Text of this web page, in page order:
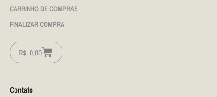
CARRINHO DE COMPRAS
FINALIZAR COMPRA
R$ 0,00
Contato